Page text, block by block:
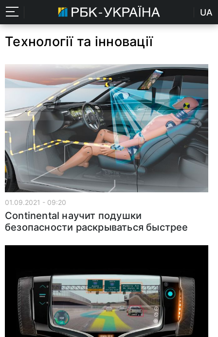
UA
Технології та інновації
01.09.2021 - 09:20
Continental научит подушки
безопасности раскрываться быстрее